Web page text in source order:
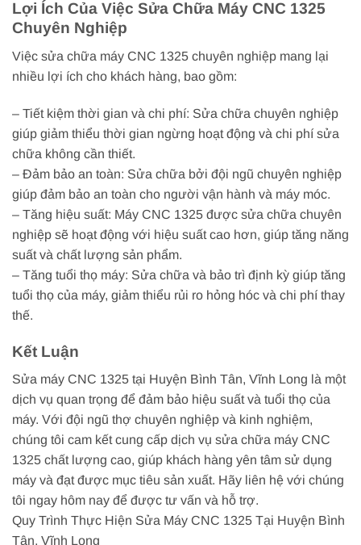
Lợi Ích Của Việc Sửa Chữa Máy CNC 1325
Chuyên Nghiệp
Việc sửa chữa máy CNC 1325 chuyên nghiệp mang lại
nhiều lợi ích cho khách hàng, bao gồm:
– Tiết kiệm thời gian và chi phí: Sửa chữa chuyên nghiệp
giúp giảm thiểu thời gian ngừng hoạt động và chi phí sửa
chữa không cần thiết.
– Đảm bảo an toàn: Sửa chữa bởi đội ngũ chuyên nghiệp
giúp đảm bảo an toàn cho người vận hành và máy móc.
– Tăng hiệu suất: Máy CNC 1325 được sửa chữa chuyên
nghiệp sẽ hoạt động với hiệu suất cao hơn, giúp tăng năng
suất và chất lượng sản phẩm.
– Tăng tuổi thọ máy: Sửa chữa và bảo trì định kỳ giúp tăng
tuổi thọ của máy, giảm thiểu rủi ro hỏng hóc và chi phí thay
thế.
Kết Luận
Sửa máy CNC 1325 tại Huyện Bình Tân, Vĩnh Long là một
dịch vụ quan trọng để đảm bảo hiệu suất và tuổi thọ của
máy. Với đội ngũ thợ chuyên nghiệp và kinh nghiệm,
chúng tôi cam kết cung cấp dịch vụ sửa chữa máy CNC
1325 chất lượng cao, giúp khách hàng yên tâm sử dụng
máy và đạt được mục tiêu sản xuất. Hãy liên hệ với chúng
tôi ngay hôm nay để được tư vấn và hỗ trợ.
Quy Trình Thực Hiện Sửa Máy CNC 1325 Tại Huyện Bình
Tân, Vĩnh Long